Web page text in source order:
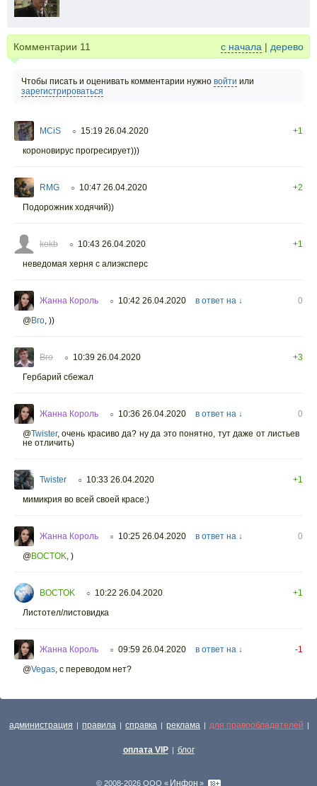
Комментарии 11 с начала | дерево
Чтобы писать и оценивать комментарии нужно войти или
зарегистрироваться
MCiS ○ 15:19 26.04.2020
+1
короновирус прогресирует)))
RMG ○ 10:47 26.04.2020
+2
Подорожник ходячий))
kokb ○ 10:43 26.04.2020
+1
неведомая херня с алиэксперс
Жанна Король ○ 10:42 26.04.2020 в ответ на ↓
0
@Вго, ))
Вго ○ 10:39 26.04.2020
+3
Гербарий сбежал
Жанна Король ○ 10:36 26.04.2020 в ответ на ↓
0
@Twister, очень красиво да? ну да это понятно, тут даже от листьев
не отличить)
Twister ○ 10:33 26.04.2020
+1
мимикрия во всей своей красе:)
Жанна Король ○ 10:25 26.04.2020 в ответ на ↓
0
@BOCTOK, )
BOCTOK ○ 10:22 26.04.2020
+1
Листотел/листовидка
Жанна Король ○ 09:59 26.04.2020 в ответ на ↓
-1
@Vegas, с переводом нет?
администрация | правила | справка | реклама | для правообладателей |
оплата VIP | блог
© 2008-2026 ООО « Инфон »